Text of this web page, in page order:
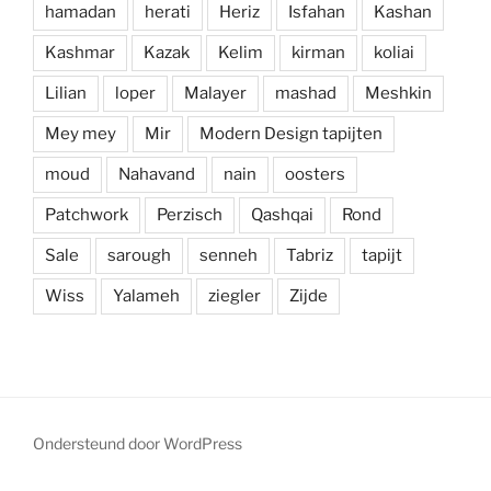
hamadan herati Heriz Isfahan Kashan
Kashmar Kazak Kelim kirman koliai
Lilian loper Malayer mashad Meshkin
Mey mey Mir Modern Design tapijten
moud Nahavand nain oosters
Patchwork Perzisch Qashqai Rond
Sale sarough senneh Tabriz tapijt
Wiss Yalameh ziegler Zijde
Ondersteund door WordPress